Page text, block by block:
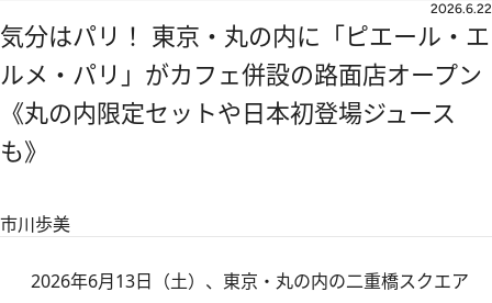
2026.6.22
気分はパリ！ 東京・丸の内に「ピエール・エ
ルメ・パリ」がカフェ併設の路面店オープン
《丸の内限定セットや日本初登場ジュース
も》
市川歩美
2026年6月13日（土）、東京・丸の内の二重橋スクエア